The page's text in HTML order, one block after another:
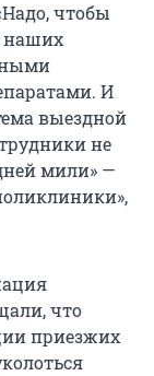
чтобы
наших
И
выездной
не
мили» —
что
приезжих